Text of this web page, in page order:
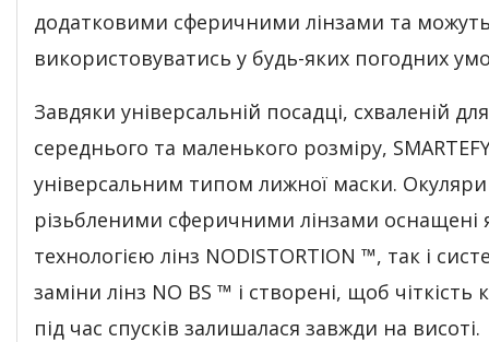
додатковими сферичними лінзами та
використовуватись у будь-яких погодних
Завдяки універсальній посадці, схваленій
середнього та маленького розміру,
універсальним типом лижної маски.
різьбленими сферичними лінзами оснащені
технологією лінз NODISTORTION ™, так і
заміни лінз NO BS ™ і створені, щоб чіткість
під час спусків залишалася завжди на висоті.